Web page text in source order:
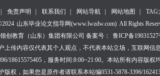
| 免责声明 | 联系我们 | 网站导航 | 网站地图 |
TAG
山东毕业论文指导网(www.lwzdw.com) All Rights
创教育（山东）集团有限公司 备案号：
鲁ICP备19031527
传内容仅代表其个人观点，不代表本站立场，互联网
18615575405，服务时间:8:00~21:00。本站所有内容版
权，如果您是原作者请联系本站编0531-5878-3396/